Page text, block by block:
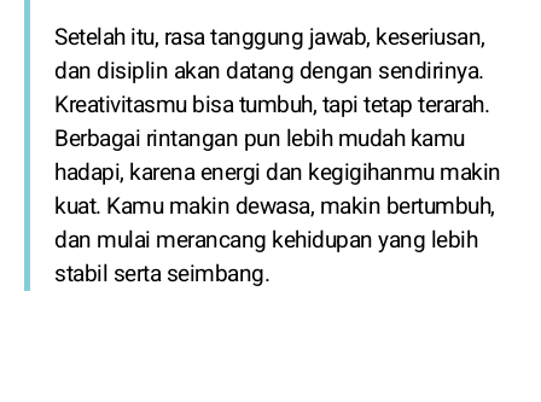
Setelah itu, rasa tanggung jawab, keseriusan,
dan disiplin akan datang dengan sendirinya.
Kreativitasmu bisa tumbuh, tapi tetap terarah.
Berbagai rintangan pun lebih mudah kamu
hadapi, karena energi dan kegigihanmu makin
kuat. Kamu makin dewasa, makin bertumbuh,
dan mulai merancang kehidupan yang lebih
stabil serta seimbang.